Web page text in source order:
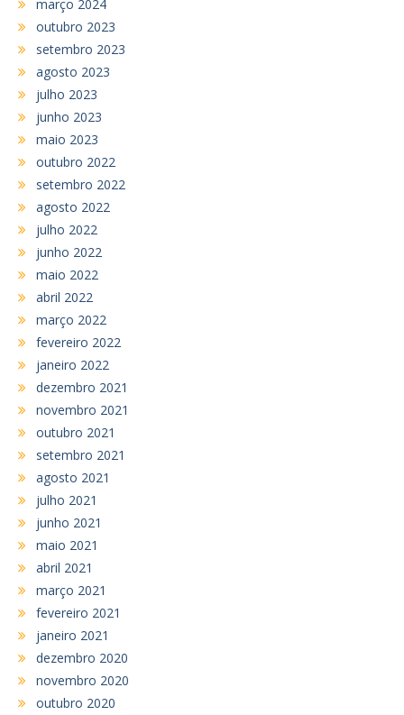
março 2024
outubro 2023
setembro 2023
agosto 2023
julho 2023
junho 2023
maio 2023
outubro 2022
setembro 2022
agosto 2022
julho 2022
junho 2022
maio 2022
abril 2022
março 2022
fevereiro 2022
janeiro 2022
dezembro 2021
novembro 2021
outubro 2021
setembro 2021
agosto 2021
julho 2021
junho 2021
maio 2021
abril 2021
março 2021
fevereiro 2021
janeiro 2021
dezembro 2020
novembro 2020
outubro 2020